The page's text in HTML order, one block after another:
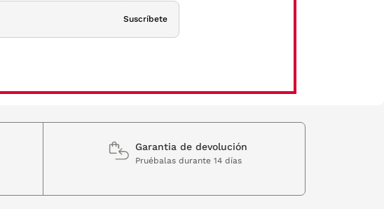
Suscríbete
Garantia de devolución
Pruébalas durante 14 días